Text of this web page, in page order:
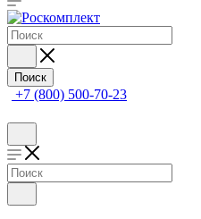
Поиск
+7 (800) 500-70-23